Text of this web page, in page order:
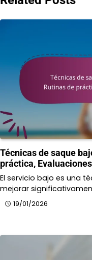
Técnicas de saque
práctica,
El servicio bajo es una
mejorar
19/01/2026